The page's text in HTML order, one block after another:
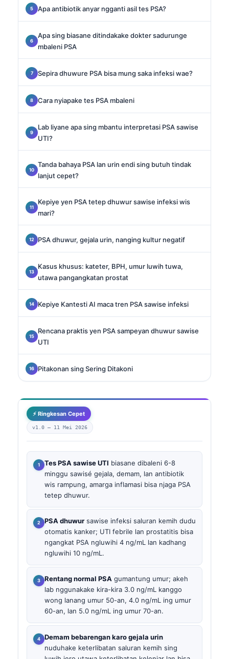
Apa antibiotik anyar ngganti asil tes PSA?
Apa sing biasane ditindakake dokter sadurunge
mbaleni PSA
Sepira dhuwure PSA bisa mung saka infeksi wae?
Cara nyiapake tes PSA mbaleni
Lab liyane apa sing mbantu interpretasi PSA sawise
UTI?
Tanda bahaya PSA lan urin endi sing butuh tindak
lanjut cepet?
Kepiye yen PSA tetep dhuwur sawise infeksi wis
mari?
PSA dhuwur, gejala urin, nanging kultur negatif
Kasus khusus: kateter, BPH, umur luwih tuwa,
utawa pangangkatan prostat
Kepiye Kantesti AI maca tren PSA sawise infeksi
Rencana praktis yen PSA sampeyan dhuwur sawise
UTI
Pitakonan sing Sering Ditakoni
⚡ Ringkesan Cepet
v1.0 — 11 Mei 2026
Tes PSA sawise UTI biasane dibaleni 6-8
minggu sawisé gejala, demam, lan antibiotik
wis rampung, amarga inflamasi bisa njaga PSA
tetep dhuwur.
PSA dhuwur sawise infeksi saluran kemih dudu
otomatis kanker; UTI febrile lan prostatitis bisa
ngangkat PSA ngluwihi 4 ng/mL lan kadhang
ngluwihi 10 ng/mL.
Rentang normal PSA gumantung umur; akeh
lab nggunakake kira-kira 3.0 ng/mL kanggo
wong lanang umur 50-an, 4.0 ng/mL ing umur
60-an, lan 5.0 ng/mL ing umur 70-an.
Demam bebarengan karo gejala urin
nuduhake keterlibatan saluran kemih sing